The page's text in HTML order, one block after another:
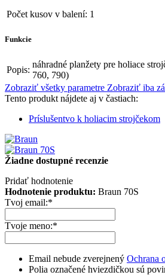
Počet kusov v balení: 1
Funkcie
Popis:
náhradné planžety pre holiace
760, 790)
Zobraziť všetky parametre Zobraziť iba
Tento produkt nájdete aj v častiach:
Príslušentvo k holiacim strojčekom
Žiadne dostupné recenzie
Pridať hodnotenie
Hodnotenie produktu: Braun 70S
Tvoj email:*
Tvoje meno:*
Email nebude zverejnený Ochrana
Polia označené hviezdičkou sú